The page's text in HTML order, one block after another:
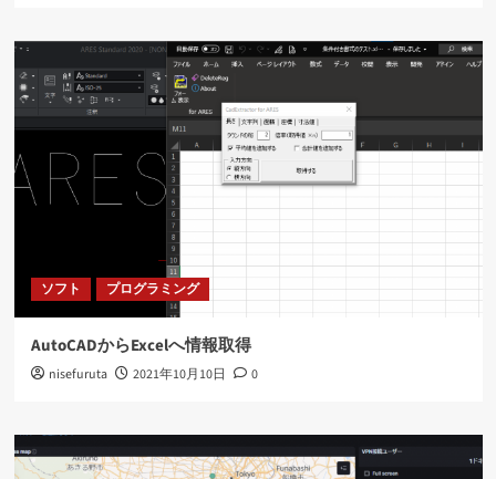
ソフト プログラミング
AutoCADからExcelへ情報取得
nisefuruta 2021年10月10日 0